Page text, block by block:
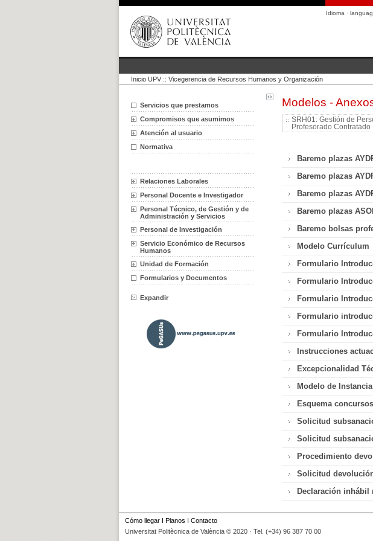
Idioma ·
Inicio UPV :: Vicegerencia de Recursos Humanos y Organización
Servicios que prestamos
Compromisos que asumimos
Atención al usuario
Normativa
Relaciones Laborales
Personal Docente e Investigador
Personal Técnico, de Gestión y de
Administración y Servicios
Personal de Investigación
Servicio Económico de Recursos
Humanos
Unidad de Formación
Formularios y Documentos
Expandir
Modelos -
SRH01: Gestión de
Profesorado Contratado
Baremo plazas
Baremo plazas
Baremo plazas
Baremo plazas ASOI
Baremo bolsas
Modelo Currículum
Formulario
Formulario
Formulario
Formulario
Formulario
Instrucciones
Excepcionalidad
Modelo de
Esquema
Solicitud
Solicitud
Procedimiento
Solicitud
Declaración inhábil
Cómo llegar I Planos I Contacto
Universitat Politècnica de València © 2020 · Tel. (+34) 96 387 70 00